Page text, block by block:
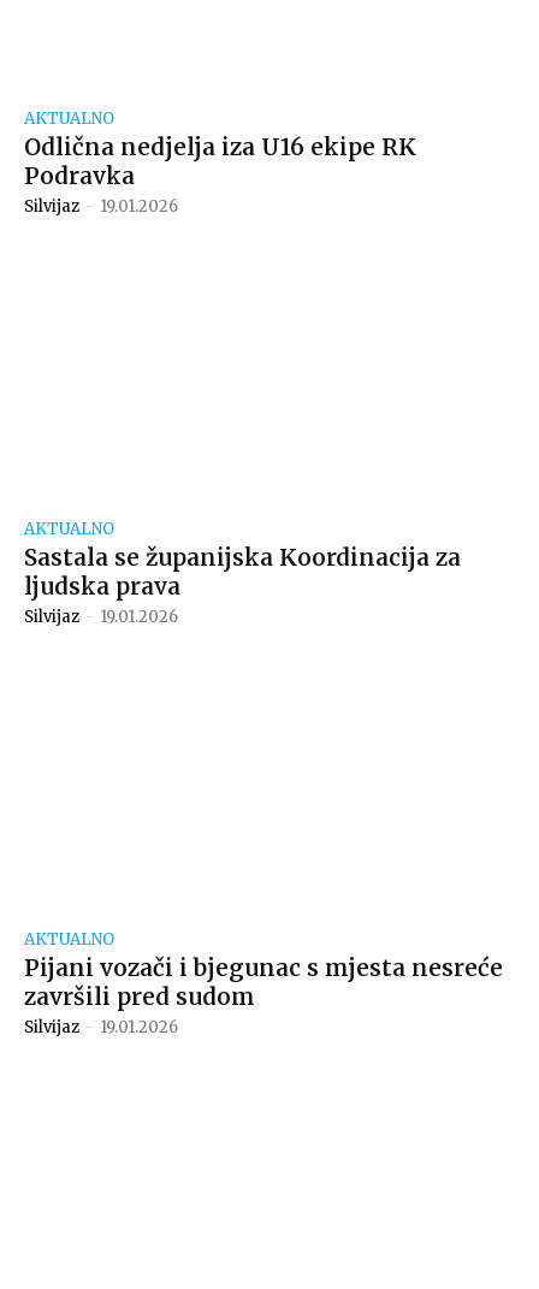
AKTUALNO
Odlična nedjelja iza U16 ekipe RK
Podravka
Silvijaz - 19.01.2026
AKTUALNO
Sastala se županijska Koordinacija za
ljudska prava
Silvijaz - 19.01.2026
AKTUALNO
Pijani vozači i bjegunac s mjesta nesreće
završili pred sudom
Silvijaz - 19.01.2026